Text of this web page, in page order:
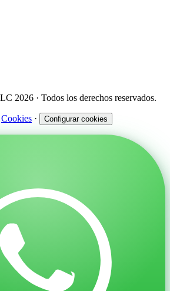
2026 · Todos los derechos reservados.
Cookies · Configurar cookies